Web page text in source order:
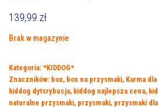
139,99 zł
Brak w magazynie
Kategoria: *KIDDOG*
Znaczników: box, box na przysmaki, Karma
kiddog dytsrybucja, kiddog najlepsza cena,
naturalne przysmaki, przysmaki, przysmaki